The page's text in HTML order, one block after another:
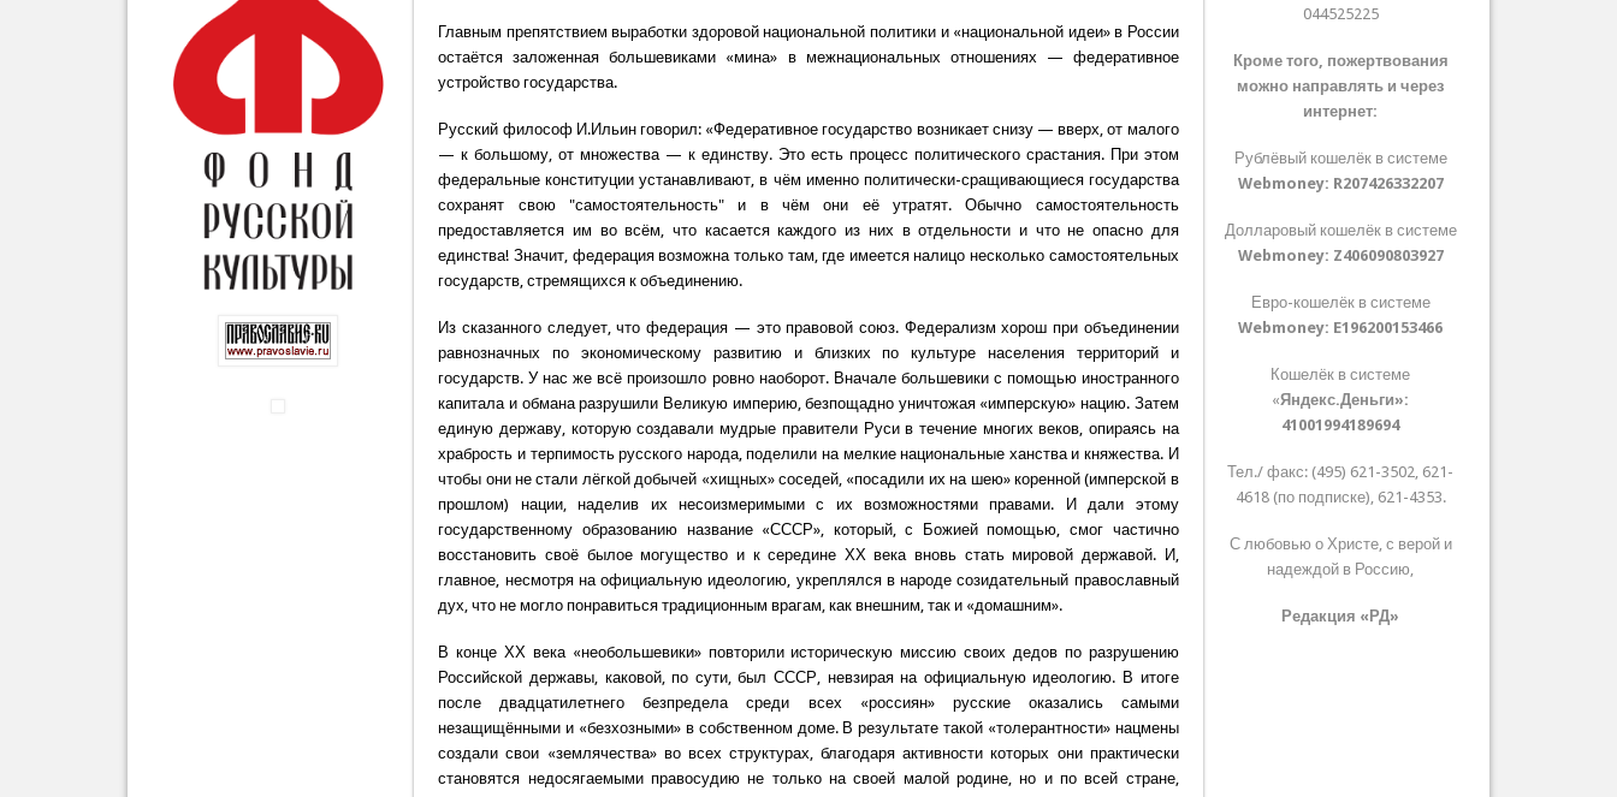
Главным препятствием выработки здоровой национальной политики и «национальной идеи» в России
остаётся заложенная большевиками «мина» в межнациональных отношениях — федеративное
устройство государства.
Русский философ И.Ильин говорил: «Федеративное государство возникает снизу — вверх, от малого
— к большому, от множества — к единству. Это есть процесс политического срастания. При этом
федеральные конституции устанавливают, в чём именно политически-сращивающиеся государства
сохранят свою "самостоятельность" и в чём они её утратят. Обычно самостоятельность
предоставляется им во всём, что касается каждого из них в отдельности и что не опасно для
единства! Значит, федерация возможна только там, где имеется налицо несколько самостоятельных
государств, стремящихся к объединению.
Из сказанного следует, что федерация — это правовой союз. Федерализм хорош при объединении
равнозначных по экономическому развитию и близких по культуре населения территорий и
государств. У нас же всё произошло ровно наоборот. Вначале большевики с помощью иностранного
капитала и обмана разрушили Великую империю, безпощадно уничтожая «имперскую» нацию. Затем
единую державу, которую создавали мудрые правители Руси в течение многих веков, опираясь на
храбрость и терпимость русского народа, поделили на мелкие национальные ханства и княжества. И
чтобы они не стали лёгкой добычей «хищных» соседей, «посадили их на шею» коренной (имперской в
прошлом) нации, наделив их несоизмеримыми с их возможностями правами. И дали этому
государственному образованию название «СССР», который, с Божией помощью, смог частично
восстановить своё былое могущество и к середине ХХ века вновь стать мировой державой. И,
главное, несмотря на официальную идеологию, укреплялся в народе созидательный православный
дух, что не могло понравиться традиционным врагам, как внешним, так и «домашним».
В конце ХХ века «необольшевики» повторили историческую миссию своих дедов по разрушению
Российской державы, каковой, по сути, был СССР, невзирая на официальную идеологию. В итоге
после двадцатилетнего безпредела среди всех «россиян» русские оказались самыми
незащищёнными и «безхозными» в собственном доме. В результате такой «толерантности» нацмены
создали свои «землячества» во всех структурах, благодаря активности которых они практически
становятся недосягаемыми правосудию не только на своей малой родине, но и по всей стране,
044525225
Кроме того, пожертвования
можно направлять и через
интернет:
Рублёвый кошелёк в системе
Webmoney: R207426332207
Долларовый кошелёк в системе
Webmoney: Z406090803927
Евро-кошелёк в системе
Webmoney: E196200153466
Кошелёк в системе
«Яндекс.Деньги»:
41001994189694
Тел./ факс: (495) 621-3502, 621-
4618 (по подписке), 621-4353.
С любовью о Христе, с верой и
надеждой в Россию,
Редакция «РД»